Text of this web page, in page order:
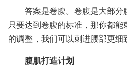
答案是卷腹。卷腹是大部分
只要达到卷腹的标准，那你都
的调整，我们可以刺进腰部更细
腹肌打造计划